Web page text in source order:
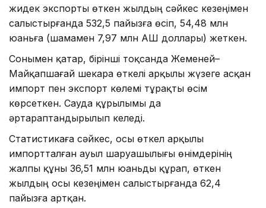
жидек экспорты өткен жылдың сәйкес кезеңімен
салыстырғанда 532,5 пайызға өсіп, 54,48 млн
юаньға (шамамен 7,97 млн АҚШ доллары) жеткен.
Сонымен қатар, бірінші тоқсанда Жеменей–
Майқапшағай шекара өткелі арқылы жүзеге асқан
импорт пен экспорт көлемі тұрақты өсім
көрсеткен. Сауда құрылымы да
әртараптандырылып келеді.
Статистикаға сәйкес, осы өткел арқылы
импортталған ауыл шаруашылығы өнімдерінің
жалпы құны 36,51 млн юаньды құрап, өткен
жылдың осы кезеңімен салыстырғанда 62,4
пайызға артқан.